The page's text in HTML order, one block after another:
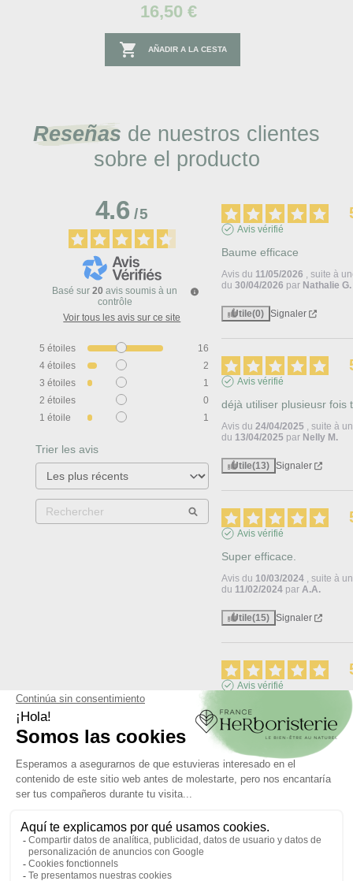
16,50 €
 AÑADIR A LA CESTA
Reseñas de nuestros clientes
sobre el producto
4.6/5
Basé sur20 avis soumis à un
contrôle
Voir tous les avis sur ce site
5 étoiles
16
4 étoiles
2
3 étoiles
1
2 étoiles
0
1 étoile 1
Trier les avis
Avis vérifié
Baume efficace
Avis du 11/05/2026 , suite à
du30/04/2026 par Nathalie G.
Utile(0) Signaler
Avis vérifié
déjà utiliser plusieusr fois
Avis du24/04/2025 , suite à
du 13/04/2025 par Nelly M.
Utile(13) Signaler
Avis vérifié
Super efficace.
Avis du 10/03/2024 , suite à
du 11/02/2024 parA.A.
Utile(15) Signaler
Avis vérifié
correct
Avis du22/07/2023 , suite à
du
11/06/2023 par A.A.
Utile(12) Signaler
Avis vérifié